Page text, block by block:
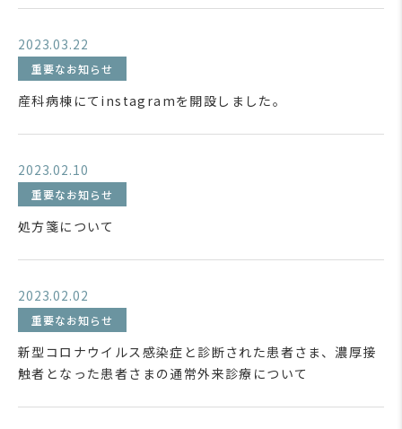
2023.03.22
重要なお知らせ
産科病棟にてinstagramを開設しました。
2023.02.10
重要なお知らせ
処方箋について
2023.02.02
重要なお知らせ
新型コロナウイルス感染症と診断された患者さま、濃厚接
触者となった患者さまの通常外来診療について